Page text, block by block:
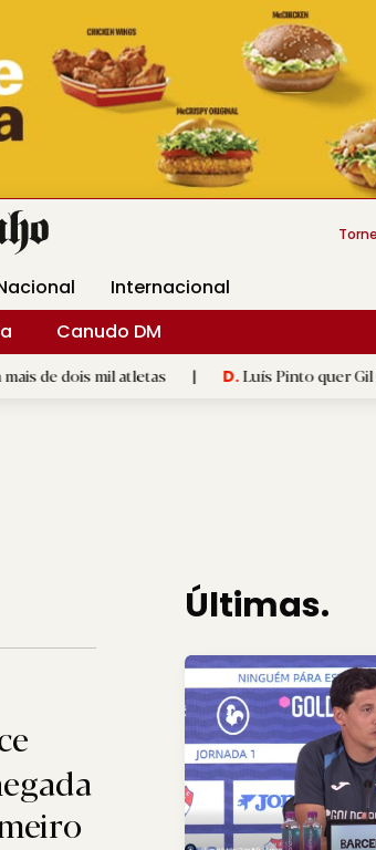
DM Arquidiocese Braga
Internacional
Canudo DM
atletas | D.Luís Pinto quer Gil Vicente com
Últimas.